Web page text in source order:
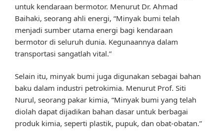
untuk kendaraan bermotor. Menurut Dr. Ahmad
Baihaki, seorang ahli energi, “Minyak bumi telah
menjadi sumber utama energi bagi kendaraan
bermotor di seluruh dunia. Kegunaannya dalam
transportasi sangatlah vital.”
Selain itu, minyak bumi juga digunakan sebagai bahan
baku dalam industri petrokimia. Menurut Prof. Siti
Nurul, seorang pakar kimia, “Minyak bumi yang telah
diolah dapat dijadikan bahan dasar untuk berbagai
produk kimia, seperti plastik, pupuk, dan obat-obatan.”